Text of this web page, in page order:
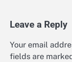
Leave a Reply
Your email
fields are